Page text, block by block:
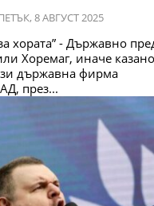
8 АВГУСТ 2025
хората” - Държавно
Хоремаг, иначе
държавна фирма
през...